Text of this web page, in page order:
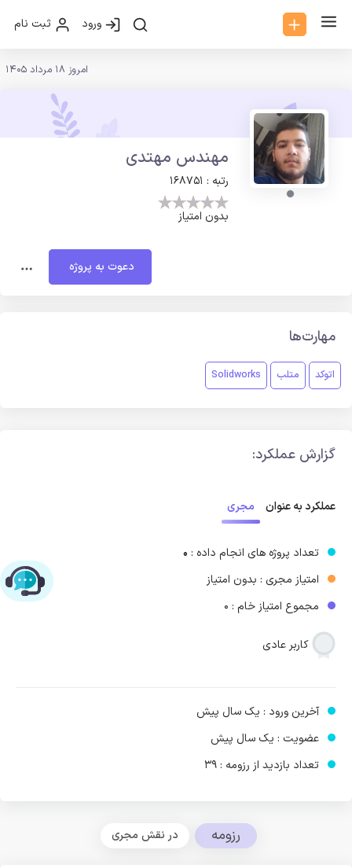
ورود ثبت نام
امروز 18 مرداد 1405
مهندس مهتدی
رتبه : 168751
بدون امتیاز
دعوت به پروژه
مهارت‌ها
اتوکد متلب Solidworks
گزارش عملکرد:
عملکرد به عنوان مجری
تعداد پروژه های انجام داده : 0
امتیاز مجری : بدون امتیاز
مجموع امتیاز خام : 0
کاربر عادی
آخرین ورود : یک سال پیش
عضویت : یک سال پیش
تعداد بازدید از رزومه : 39
رزومه در نقش مجری
چت با پشتیبانی پارس‌کدرز